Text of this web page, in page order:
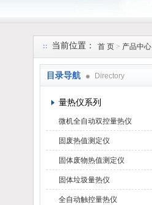
当前位置： 首 页 > 产品中心
目录导航 Directory
量热仪系列
微机全自动双控量热仪
固废热值测定仪
固体废物热值测定仪
固体垃圾量热仪
全自动触控量热仪